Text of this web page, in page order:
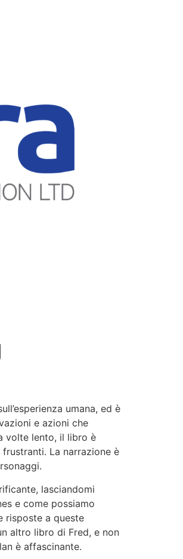
umana, ed è
e azioni che
volte lento, il libro è
La narrazione è
lasciandomi
e come possiamo
risposte a queste
altro libro di Fred, e non
è affascinante.